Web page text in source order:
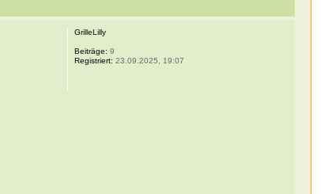
GrilleLilly
Beiträge: 9
Registriert: 23.09.2025, 19:07